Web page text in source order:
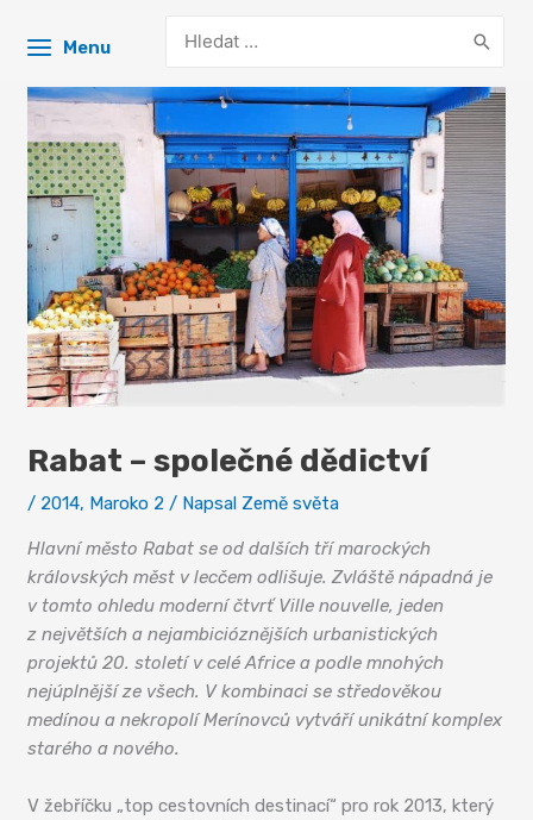
Menu
for:
Rabat – společné dědictví
/ 2014, Maroko 2 / Napsal Země světa
Hlavní město Rabat se od dalších tří marockých
královských měst v lecčem odlišuje. Zvláště nápadná je
v tomto ohledu moderní čtvrť Ville nouvelle, jeden
z největších a nejambicióznějších urbanistických
projektů 20. století v celé Africe a podle mnohých
nejúplnější ze všech. V kombinaci se středověkou
medínou a nekropolí Merínovců vytváří unikátní komplex
starého a nového.
V žebříčku „top cestovních destinací“ pro rok 2013, který